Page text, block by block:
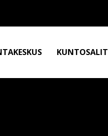
KUNTOSALIT